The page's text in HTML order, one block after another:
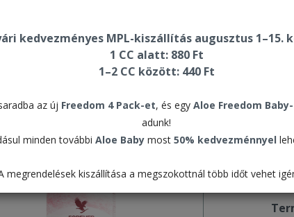
kedvezményes MPL-kiszállítás augusztus 1–15.
1 CC alatt: 880 Ft
1–2 CC között: 440 Ft
az új Freedom 4 Pack-et, és egy Aloe Freedom
adunk!
minden további Aloe Babymost 50% kedvezménnyel
megrendelések kiszállítása a megszokottnál több időt vehet